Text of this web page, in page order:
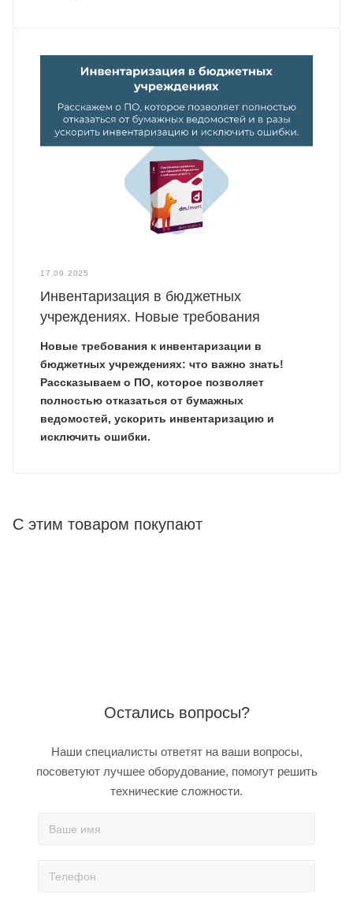
17.09.2025
Инвентаризация в бюджетных
учреждениях. Новые требования
Новые требования к инвентаризации в
бюджетных учреждениях: что важно знать!
Рассказываем о ПО, которое позволяет
полностью отказаться от бумажных
ведомостей, ускорить инвентаризацию и
исключить ошибки.
С этим товаром покупают
Остались вопросы?
Наши специалисты ответят на ваши вопросы,
посоветуют лучшее оборудование, помогут решить
технические сложности.